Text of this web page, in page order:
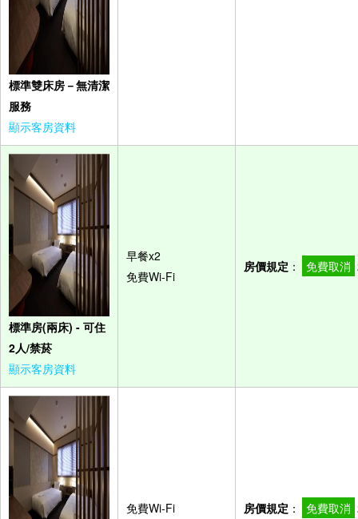
標準雙床房－無清潔
服務
顯示客房資料
標準房(兩床) - 可住
2人/禁菸
顯示客房資料
早餐x2
免費Wi-Fi
房價規定 ： 免費取消
免費Wi-Fi 房價規定 ： 免費取消